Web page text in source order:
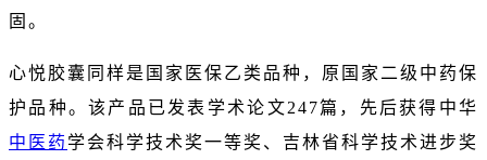
固。
心悦胶囊同样是国家医保乙类品种，原国家二级中药保
护品种。该产品已发表学术论文247篇，先后获得中华
中医药 学会科学技术奖一等奖、吉林省科学技术进步奖